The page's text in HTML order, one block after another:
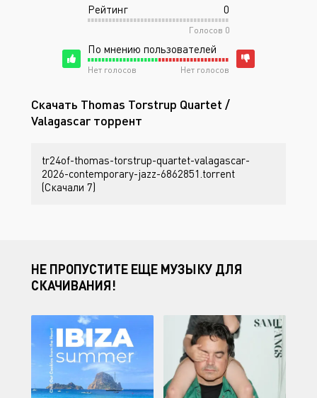
Рейтинг 0
Голосов 0
По мнению пользователей
Нет голосов Нет голосов
Скачать Thomas Torstrup Quartet /
Valagascar торрент
tr24of-thomas-torstrup-quartet-valagascar-
2026-contemporary-jazz-6862851.torrent
(Скачали 7)
НЕ ПРОПУСТИТЕ ЕЩЕ МУЗЫКУ ДЛЯ
СКАЧИВАНИЯ!